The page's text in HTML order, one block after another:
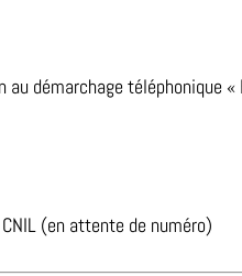
démarchage téléphonique
(en attente de numéro)